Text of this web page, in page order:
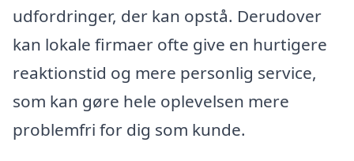
udfordringer, der kan opstå. Derudover
kan lokale firmaer ofte give en hurtigere
reaktionstid og mere personlig service,
som kan gøre hele oplevelsen mere
problemfri for dig som kunde.